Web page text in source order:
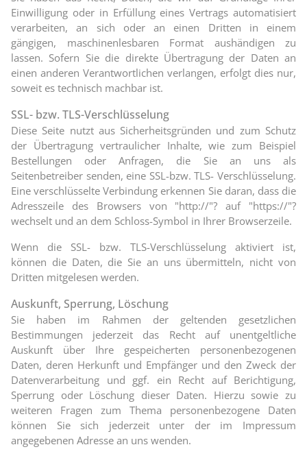
Einwilligung oder in Erfüllung eines Vertrags automatisiert
verarbeiten, an sich oder an einen Dritten in einem
gängigen, maschinenlesbaren Format aushändigen zu
lassen. Sofern Sie die direkte Übertragung der Daten an
einen anderen Verantwortlichen verlangen, erfolgt dies nur,
soweit es technisch machbar ist.
SSL- bzw. TLS-Verschlüsselung
Diese Seite nutzt aus Sicherheitsgründen und zum Schutz
der Übertragung vertraulicher Inhalte, wie zum Beispiel
Bestellungen oder Anfragen, die Sie an uns als
Seitenbetreiber senden, eine SSL-bzw. TLS- Verschlüsselung.
Eine verschlüsselte Verbindung erkennen Sie daran, dass die
Adresszeile des Browsers von "http://"? auf "https://"?
wechselt und an dem Schloss-Symbol in Ihrer Browserzeile.
Wenn die SSL- bzw. TLS-Verschlüsselung aktiviert ist,
können die Daten, die Sie an uns übermitteln, nicht von
Dritten mitgelesen werden.
Auskunft, Sperrung, Löschung
Sie haben im Rahmen der geltenden gesetzlichen
Bestimmungen jederzeit das Recht auf unentgeltliche
Auskunft über Ihre gespeicherten personenbezogenen
Daten, deren Herkunft und Empfänger und den Zweck der
Datenverarbeitung und ggf. ein Recht auf Berichtigung,
Sperrung oder Löschung dieser Daten. Hierzu sowie zu
weiteren Fragen zum Thema personenbezogene Daten
können Sie sich jederzeit unter der im Impressum
angegebenen Adresse an uns wenden.